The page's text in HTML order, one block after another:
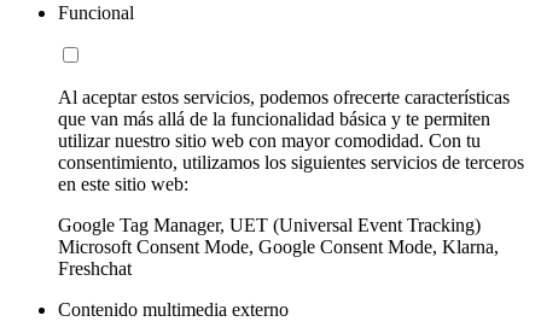
Funcional
Al aceptar estos servicios, podemos ofrecerte características
que van más allá de la funcionalidad básica y te permiten
utilizar nuestro sitio web con mayor comodidad. Con tu
consentimiento, utilizamos los siguientes servicios de terceros
en este sitio web:
Google Tag Manager, UET (Universal Event Tracking)
Microsoft Consent Mode, Google Consent Mode, Klarna,
Freshchat
Contenido multimedia externo